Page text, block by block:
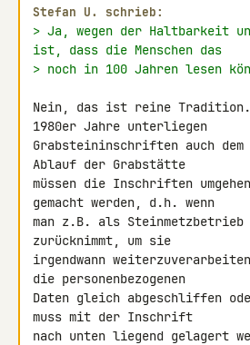
Stefan U. schrieb:
> Ja, wegen der Haltbarkeit
ist, dass die Menschen das
> noch in 100 Jahren lesen
Nein, das ist reine
1980er Jahre unterliegen
Grabsteininschriften auch dem
Ablauf der Grabstätte
müssen die Inschriften
gemacht werden, d.h. wenn
man z.B. als
zurücknimmt, um sie
irgendwann
die personenbezogenen
Daten gleich abgeschliffen
muss mit der Inschrift
nach unten liegend gelagert